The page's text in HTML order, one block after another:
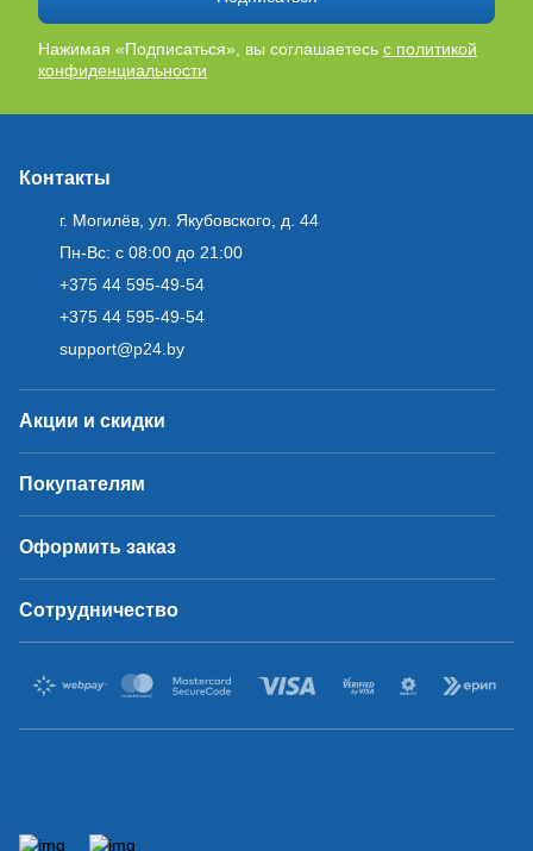
Нажимая «Подписаться», вы соглашаетесь с политикой
конфиденциальности
Контакты
г. Могилёв, ул. Якубовского, д. 44
Пн-Вс: с 08:00 до 21:00
+375 44 595-49-54
+375 44 595-49-54
support@p24.by
Акции и скидки
Покупателям
Оформить заказ
Сотрудничество